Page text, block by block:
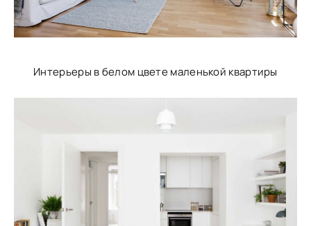
Интерьеры в белом цвете маленькой квартиры